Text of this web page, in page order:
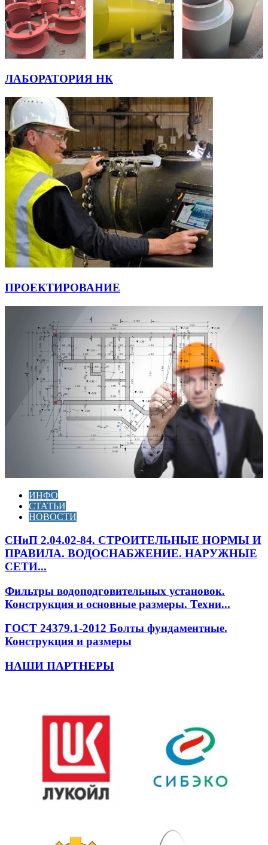
ЛАБОРАТОРИЯ НК
ПРОЕКТИРОВАНИЕ
ИНФО
СТАТЬИ
НОВОСТИ
СНиП 2.04.02-84. СТРОИТЕЛЬНЫЕ НОРМЫ И
ПРАВИЛА. ВОДОСНАБЖЕНИЕ. НАРУЖНЫЕ
СЕТИ...
Фильтры водоподговительных установок.
Конструкция и основные размеры. Техни...
ГОСТ 24379.1-2012 Болты фундаментные.
Конструкция и размеры
НАШИ ПАРТНЕРЫ